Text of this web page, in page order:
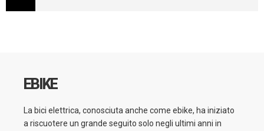
EBIKE
La bici elettrica, conosciuta anche come ebike, ha iniziato
a riscuotere un grande seguito solo negli ultimi anni in